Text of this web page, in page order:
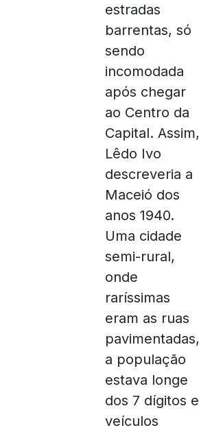
estradas
barrentas, só
sendo
incomodada
após chegar
ao Centro da
Capital. Assim,
Lêdo Ivo
descreveria a
Maceió dos
anos 1940.
Uma cidade
semi-rural,
onde
raríssimas
eram as ruas
pavimentadas,
a população
estava longe
dos 7 dígitos e
veículos